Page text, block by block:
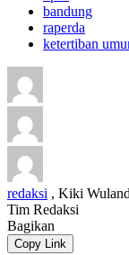
bandung
raperda
ketertiban
redaksi , Kiki
Tim Redaksi
Bagikan
Copy Link